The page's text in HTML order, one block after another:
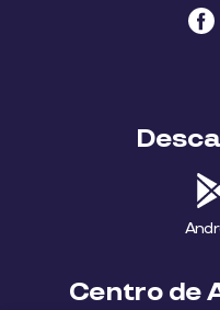
Centro de